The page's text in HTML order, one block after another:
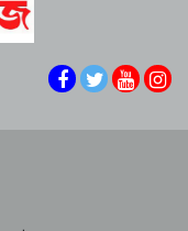
নিশ্চিতের দাবি
সেটি কোনো ডকুমেন্টারিই হতে
প্রস্থান সহ যা ঘটেছিলো
প্রদর্শিত ডকুমেন্টারি